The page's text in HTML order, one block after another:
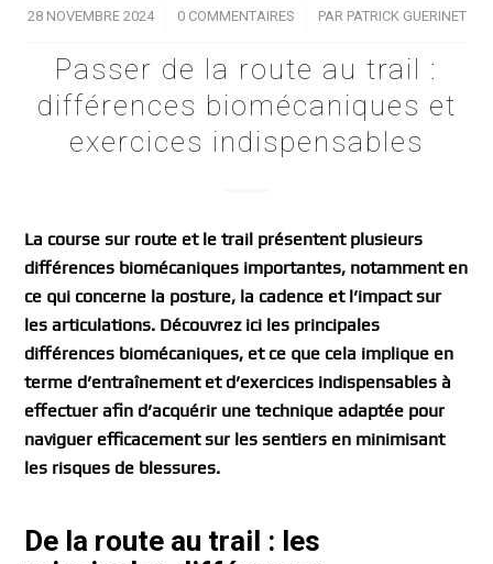
28 NOVEMBRE 2024
/ 0 COMMENTAIRES
/ PAR PATRICK GUERINET
Passer de la route au trail :
différences biomécaniques et
exercices indispensables
La course sur route et le trail présentent plusieurs
différences biomécaniques importantes, notamment en
ce qui concerne la posture, la cadence et l’impact sur
les articulations. Découvrez ici les principales
différences biomécaniques, et ce que cela implique en
terme d’entraînement et d’exercices indispensables à
effectuer afin d’acquérir une technique adaptée pour
naviguer efficacement sur les sentiers en minimisant
les risques de blessures.
De la route au trail : les